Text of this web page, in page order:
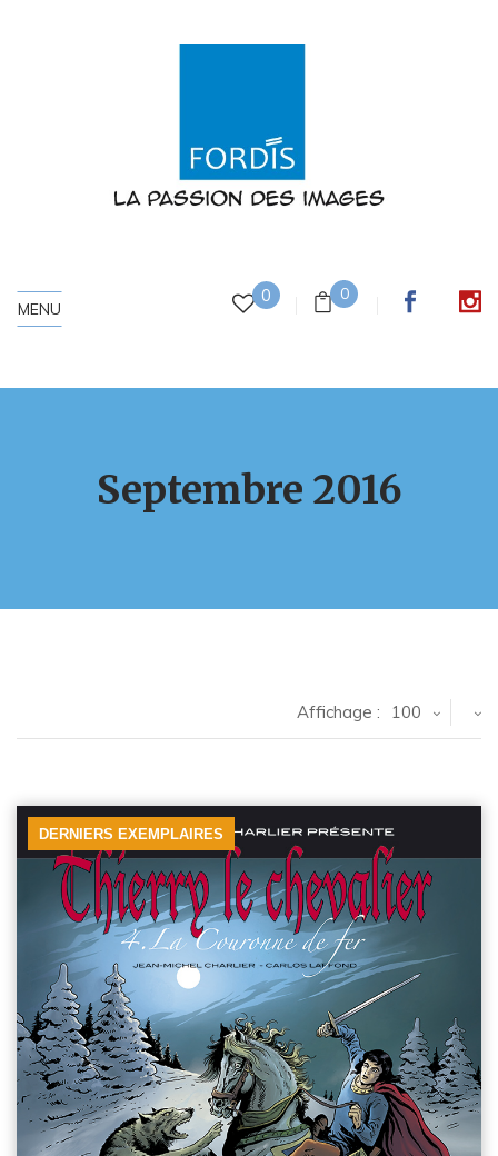
0 0
MENU
Septembre 2016
Affichage : 100
DERNIERS EXEMPLAIRES